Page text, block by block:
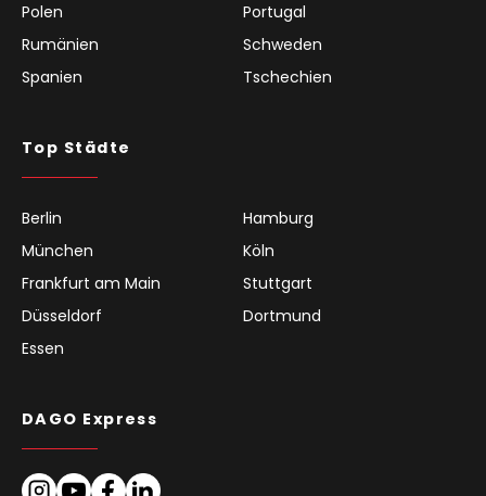
Polen
Portugal
Rumänien
Schweden
Spanien
Tschechien
Top Städte
Berlin
Hamburg
München
Köln
Frankfurt am Main
Stuttgart
Düsseldorf
Dortmund
Essen
DAGO Express